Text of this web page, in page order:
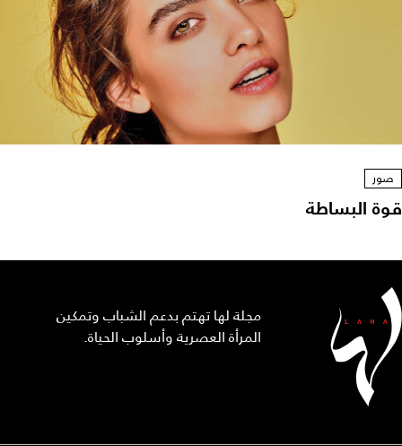
صور
قوة البساطة
مجلة لها تهتم بدعم الشباب وتمكين
المرأة العصرية وأسلوب الحياة.